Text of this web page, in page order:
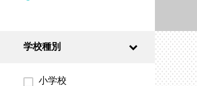
学校種別
小学校